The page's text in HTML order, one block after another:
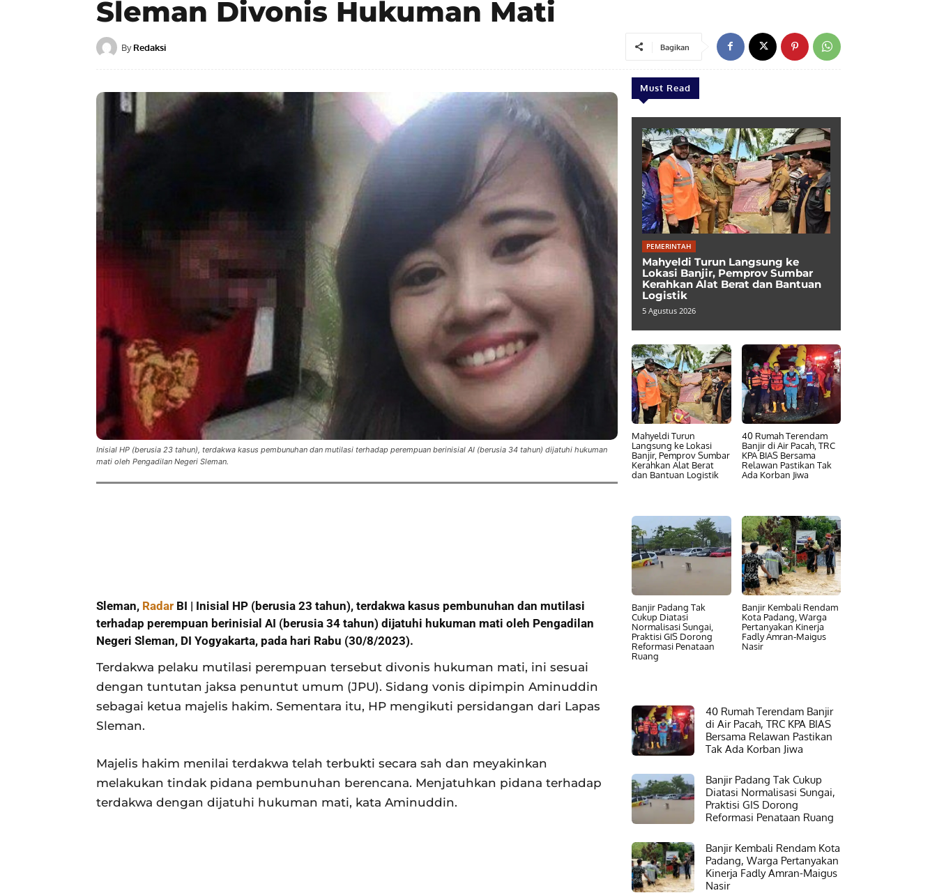
Sleman Divonis Hukuman Mati
By Redaksi Bagikan
Inisial HP (berusia 23 tahun), terdakwa kasus pembunuhan dan mutilasi terhadap perempuan berinisial AI (berusia 34 tahun) dijatuhi hukuman
mati oleh Pengadilan Negeri Sleman.
Sleman, Radar BI | Inisial HP (berusia 23 tahun), terdakwa kasus pembunuhan dan mutilasi
terhadap perempuan berinisial AI (berusia 34 tahun) dijatuhi hukuman mati oleh Pengadilan
Negeri Sleman, DI Yogyakarta, pada hari Rabu (30/8/2023).
Terdakwa pelaku mutilasi perempuan tersebut divonis hukuman mati, ini sesuai
dengan tuntutan jaksa penuntut umum (JPU). Sidang vonis dipimpin Aminuddin
sebagai ketua majelis hakim. Sementara itu, HP mengikuti persidangan dari Lapas
Sleman.
Majelis hakim menilai terdakwa telah terbukti secara sah dan meyakinkan
melakukan tindak pidana pembunuhan berencana. Menjatuhkan pidana terhadap
terdakwa dengan dijatuhi hukuman mati, kata Aminuddin.
Must Read
PEMERINTAH
Mahyeldi Turun Langsung ke
Lokasi Banjir, Pemprov Sumbar
Kerahkan Alat Berat dan Bantuan
Logistik
5 Agustus 2026
Mahyeldi Turun
Langsung ke Lokasi
Banjir, Pemprov Sumbar
Kerahkan Alat Berat
dan Bantuan Logistik
40 Rumah Terendam
Banjir di Air Pacah, TRC
KPA BIAS Bersama
Relawan Pastikan Tak
Ada Korban Jiwa
Banjir Padang Tak
Cukup Diatasi
Normalisasi Sungai,
Praktisi GIS Dorong
Reformasi Penataan
Ruang
Banjir Kembali Rendam
Kota Padang, Warga
Pertanyakan Kinerja
Fadly Amran-Maigus
Nasir
40 Rumah Terendam Banjir
di Air Pacah, TRC KPA BIAS
Bersama Relawan Pastikan
Tak Ada Korban Jiwa
Banjir Padang Tak Cukup
Diatasi Normalisasi Sungai,
Praktisi GIS Dorong
Reformasi Penataan Ruang
Banjir Kembali Rendam Kota
Padang, Warga Pertanyakan
Kinerja Fadly Amran-Maigus
Nasir